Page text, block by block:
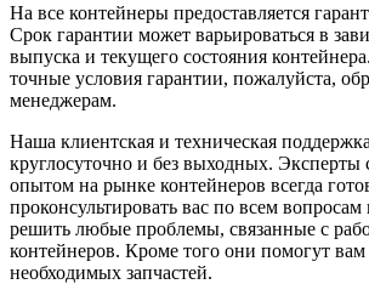
На все контейнеры предоставляется
Срок гарантии может варьироваться в
выпуска и текущего состояния
точные условия гарантии, пожалуйста,
менеджерам.
Наша клиентская и техническая
круглосуточно и без выходных. Эксперты
опытом на рынке контейнеров всегда
проконсультировать вас по всем
решить любые проблемы, связанные с
контейнеров. Кроме того они помогут
необходимых запчастей.